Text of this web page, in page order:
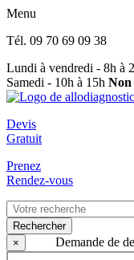
Menu
Tél. 09 70 69 09 38
Lundi à vendredi - 8h à
Samedi - 10h à 15h Non
Devis
Gratuit
Prenez
Rendez-vous
Rechercher
×
Demande de